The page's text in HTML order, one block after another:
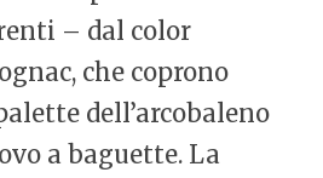
– dal color
che coprono
dell’arcobaleno
a baguette. La